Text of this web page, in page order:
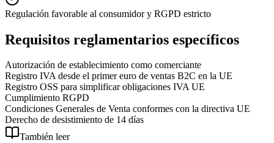
Regulación favorable al consumidor y RGPD estricto
Requisitos reglamentarios específicos
Autorización de establecimiento como comerciante
Registro IVA desde el primer euro de ventas B2C en la UE
Registro OSS para simplificar obligaciones IVA UE
Cumplimiento RGPD
Condiciones Generales de Venta conformes con la directiva UE
Derecho de desistimiento de 14 días
También leer